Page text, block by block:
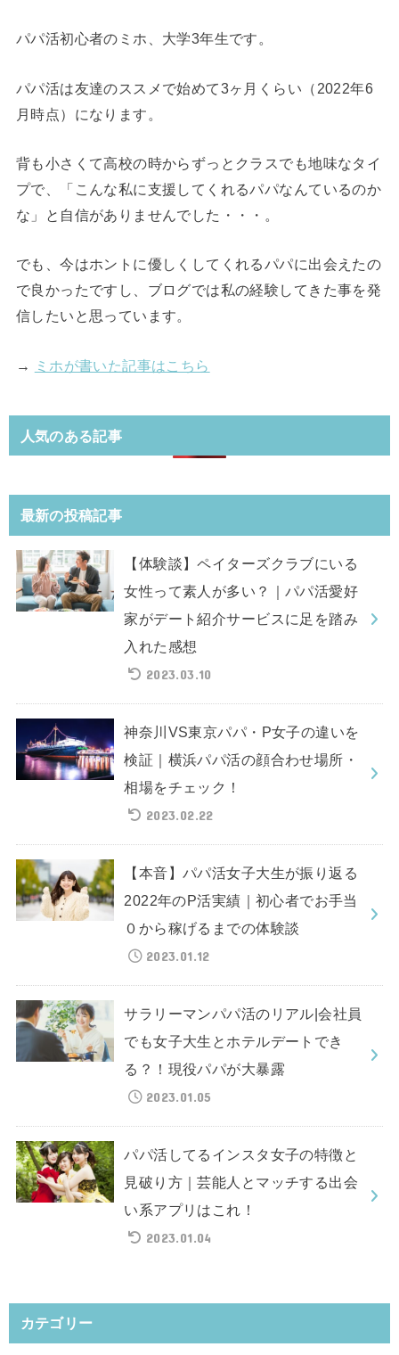
パパ活初心者のミホ、大学3年生です。
パパ活は友達のススメで始めて3ヶ月くらい（2022年6
月時点）になります。
背も小さくて高校の時からずっとクラスでも地味なタイ
プで、「こんな私に支援してくれるパパなんているのか
な」と自信がありませんでした・・・。
でも、今はホントに優しくしてくれるパパに出会えたの
で良かったですし、ブログでは私の経験してきた事を発
信したいと思っています。
→ ミホが書いた記事はこちら
人気のある記事
最新の投稿記事
【体験談】ペイターズクラブにいる
女性って素人が多い？｜パパ活愛好
家がデート紹介サービスに足を踏み
入れた感想
2023.03.10
神奈川VS東京パパ・P女子の違いを
検証｜横浜パパ活の顔合わせ場所・
相場をチェック！
2023.02.22
【本音】パパ活女子大生が振り返る
2022年のP活実績｜初心者でお手当
０から稼げるまでの体験談
2023.01.12
サラリーマンパパ活のリアル|会社員
でも女子大生とホテルデートでき
る？！現役パパが大暴露
2023.01.05
パパ活してるインスタ女子の特徴と
見破り方｜芸能人とマッチする出会
い系アプリはこれ！
2023.01.04
カテゴリー